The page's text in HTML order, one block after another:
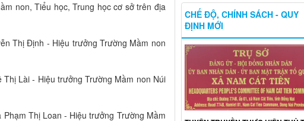
non, Tiểu học, Trung học cơ sở trên địa
Thị Định - Hiệu trưởng Trường Mầm non
Lài - Hiệu trưởng Trường Mầm non Núi
Thị Loan - Hiệu trưởng Trường Mầm
CHẾ ĐỘ, CHÍNH SÁCH - QUY
ĐỊNH MỚI